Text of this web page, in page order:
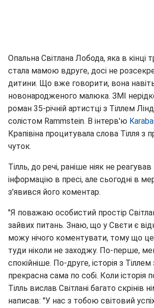
Опальна Світлана Лобода, яка в кінці
стала мамою вдруге, досі не
дитини. Що вже говорити, вона
новонародженого малюка. ЗМІ
роман 35-річній артистці з Тіллем
солістом Rammstein. В інтерв'ю
Крапівіна процитувала слова Тілля з
чуток.
Тілль, до речі, раніше ніяк не реагував
інформацію в пресі, але сьогодні в
з'явився його коментар.
"Я поважаю особистий простір
зайвих питань. Знаю, що у Свєти є
можу нічого коментувати, тому що це
туди ніколи не заходжу. По-перше,
спокійніше. По-друге, історія з
прекрасна сама по собі. Коли історія
Тілль вислав Світлані багато скрінів
написав: "У нас з тобою світовий